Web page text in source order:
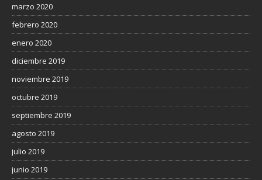
marzo 2020
febrero 2020
enero 2020
diciembre 2019
noviembre 2019
octubre 2019
septiembre 2019
agosto 2019
julio 2019
junio 2019